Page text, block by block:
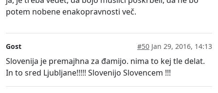
potem nobene enakopravnosti več.
Gost #50 Jan 29, 2016, 14:13
Slovenija je premajhna za đamijo. nima to kej tle delat.
In to sred Ljubljane!!!!! Slovenijo Slovencem !!!